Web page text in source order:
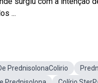
...
PrednisolonaColirio